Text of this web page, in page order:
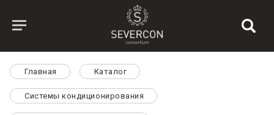
Главная Каталог
Системы кондиционирования